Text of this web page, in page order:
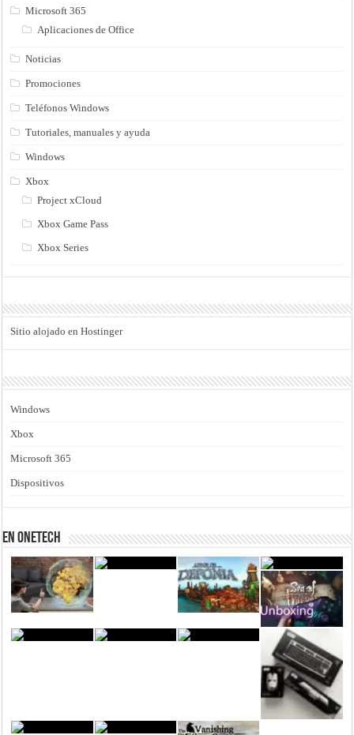
Microsoft 365
Aplicaciones de Office
Noticias
Promociones
Teléfonos Windows
Tutoriales, manuales y ayuda
Windows
Xbox
Project xCloud
Xbox Game Pass
Xbox Series
Sitio alojado en Hostinger
Windows
Xbox
Microsoft 365
Dispositivos
En Onetech